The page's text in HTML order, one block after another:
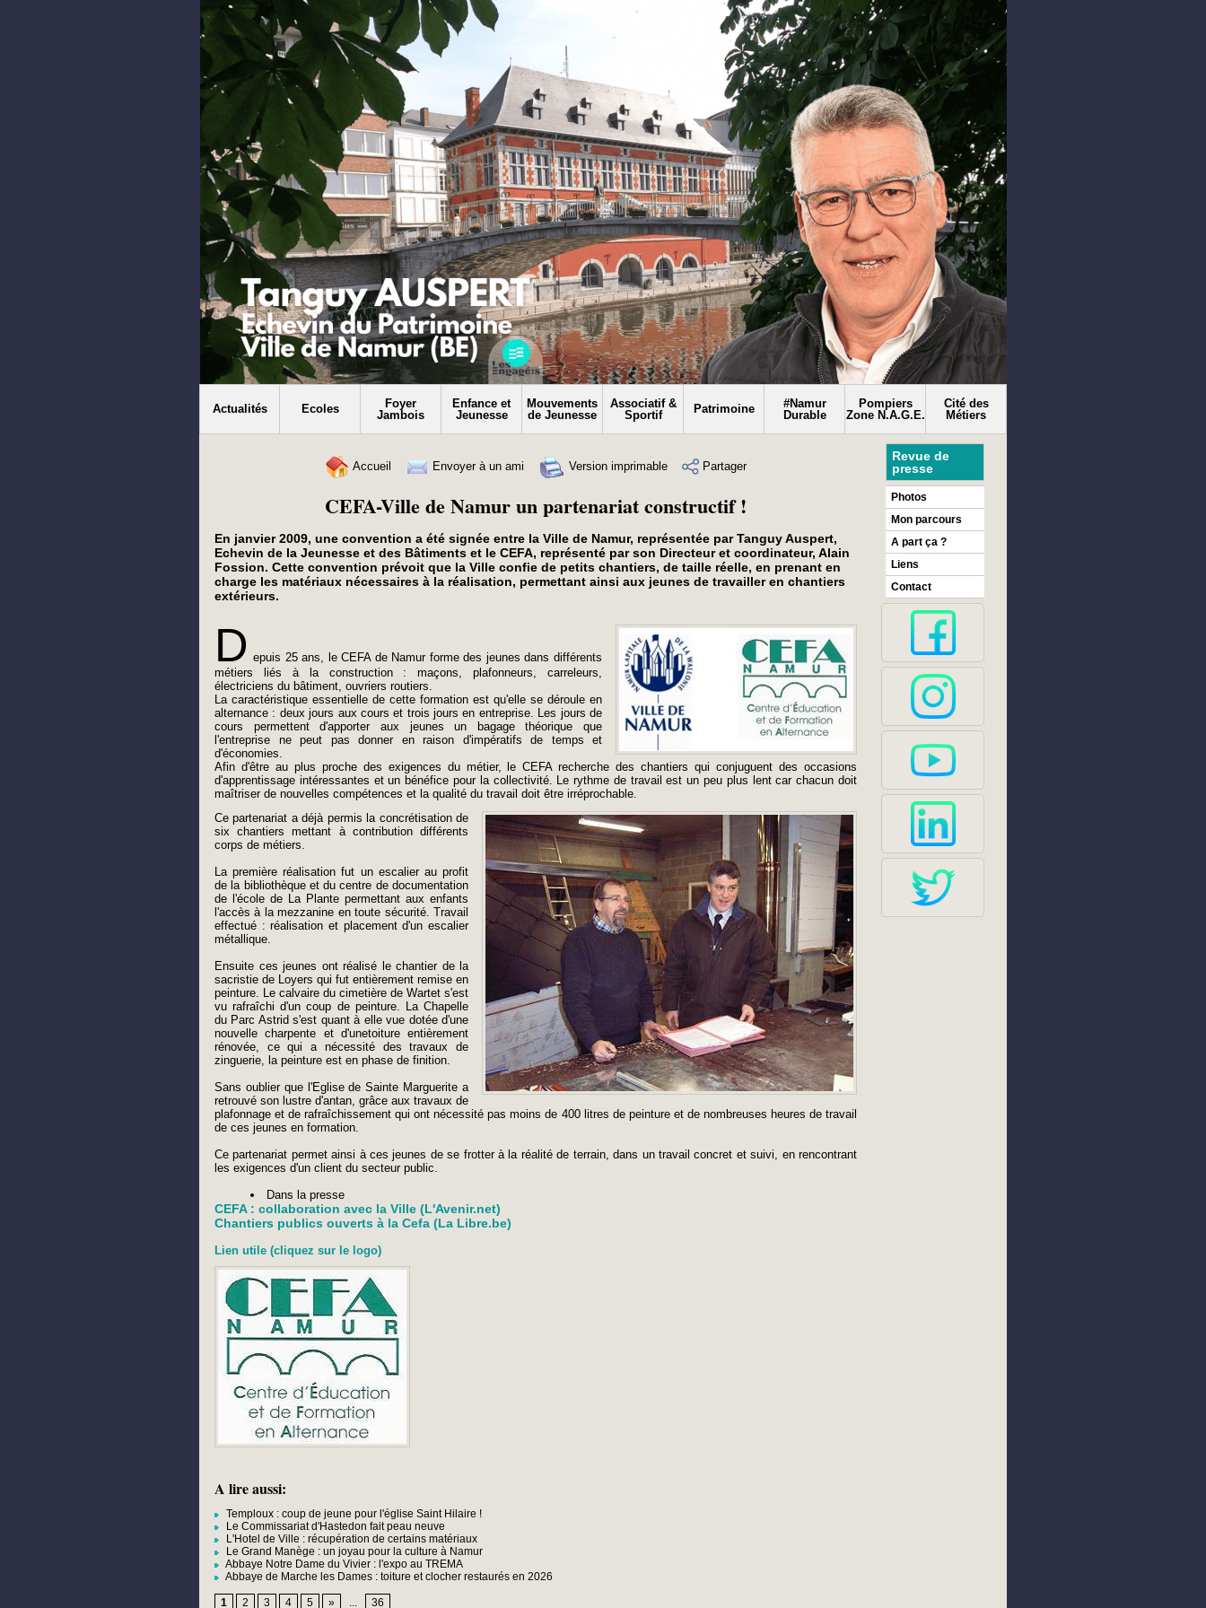
Actualités Ecoles
Foyer
Jambois
Enfance et
Jeunesse
Mouvements
de Jeunesse
Associatif &
Sportif
Patrimoine
#Namur
Durable
Pompiers
Zone N.A.G.E.
Cité des
Métiers
Accueil Envoyer à un ami Version imprimable Partager
CEFA-Ville de Namur un partenariat constructif !
En janvier 2009, une convention a été signée entre la Ville de Namur, représentée par Tanguy Auspert,
Echevin de la Jeunesse et des Bâtiments et le CEFA, représenté par son Directeur et coordinateur, Alain
Fossion. Cette convention prévoit que la Ville confie de petits chantiers, de taille réelle, en prenant en
charge les matériaux nécessaires à la réalisation, permettant ainsi aux jeunes de travailler en chantiers
extérieurs.
D epuis 25 ans, le CEFA de Namur forme des jeunes dans différents
métiers liés à la construction : maçons, plafonneurs, carreleurs,
électriciens du bâtiment, ouvriers routiers.
La caractéristique essentielle de cette formation est qu'elle se déroule en
alternance : deux jours aux cours et trois jours en entreprise. Les jours de
cours permettent d'apporter aux jeunes un bagage théorique que
l'entreprise ne peut pas donner en raison d'impératifs de temps et
d'économies.
Afin d'être au plus proche des exigences du métier, le CEFA recherche des chantiers qui conjuguent des occasions
d'apprentissage intéressantes et un bénéfice pour la collectivité. Le rythme de travail est un peu plus lent car chacun doit
maîtriser de nouvelles compétences et la qualité du travail doit être irréprochable.
Ce partenariat a déjà permis la concrétisation de
six chantiers mettant à contribution différents
corps de métiers.
La première réalisation fut un escalier au profit
de la bibliothèque et du centre de documentation
de l'école de La Plante permettant aux enfants
l'accès à la mezzanine en toute sécurité. Travail
effectué : réalisation et placement d'un escalier
métallique.
Ensuite ces jeunes ont réalisé le chantier de la
sacristie de Loyers qui fut entièrement remise en
peinture. Le calvaire du cimetière de Wartet s'est
vu rafraîchi d'un coup de peinture. La Chapelle
du Parc Astrid s'est quant à elle vue dotée d'une
nouvelle charpente et d'unetoiture entièrement
rénovée, ce qui a nécessité des travaux de
zinguerie, la peinture est en phase de finition.
Sans oublier que l'Eglise de Sainte Marguerite a
retrouvé son lustre d'antan, grâce aux travaux de
plafonnage et de rafraîchissement qui ont nécessité pas moins de 400 litres de peinture et de nombreuses heures de travail
de ces jeunes en formation.
Ce partenariat permet ainsi à ces jeunes de se frotter à la réalité de terrain, dans un travail concret et suivi, en rencontrant
les exigences d'un client du secteur public.
Dans la presse
CEFA : collaboration avec la Ville (L'Avenir.net)
Chantiers publics ouverts à la Cefa (La Libre.be)
Lien utile (cliquez sur le logo)
A lire aussi:
Temploux : coup de jeune pour l'église Saint Hilaire !
Le Commissariat d'Hastedon fait peau neuve
L'Hotel de Ville : récupération de certains matériaux
Le Grand Manège : un joyau pour la culture à Namur
Abbaye Notre Dame du Vivier : l'expo au TREMA
Abbaye de Marche les Dames : toiture et clocher restaurés en 2026
1 2 3 4 5 » ... 36
Revue de
presse
Photos
Mon parcours
A part ça ?
Liens
Contact